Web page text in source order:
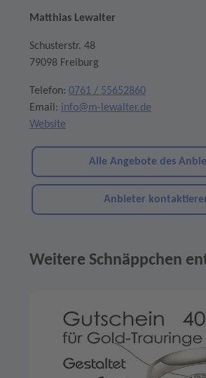
Matthias Lewalter
Schusterstr. 48
79098 Freiburg
Telefon: 0761 / 55652860
Email: info@m-lewalter.de
Website
Alle Angebote des
Anbieter
Weitere Schnäppchen